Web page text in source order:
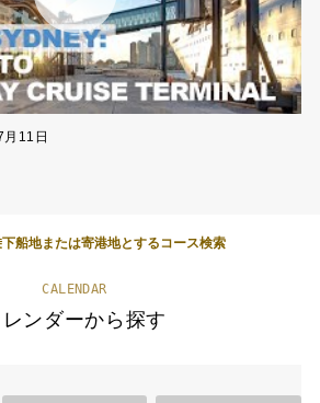
11日
船地または寄港地とするコース検索
CALENDAR
レンダーから探す